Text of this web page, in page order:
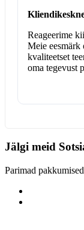
Reageerime
Meie eesmärk
kvaliteetset
oma tegevust
Jälgi meid
Parimad